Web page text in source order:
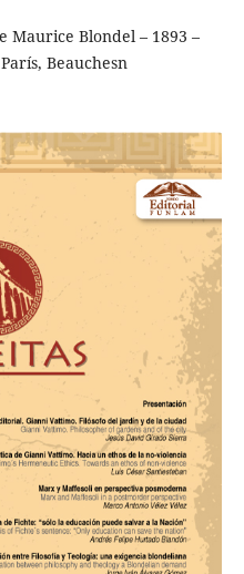
Maurice Blondel – 1893 –
Beauchesn